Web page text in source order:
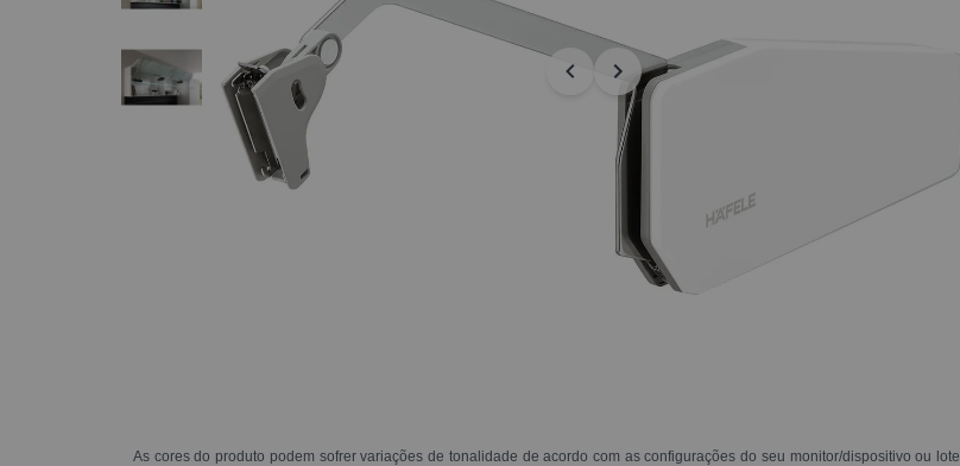
As cores do produto podem sofrer variações de tonalidade de acordo com as configurações do seu monitor/dispositivo ou lote